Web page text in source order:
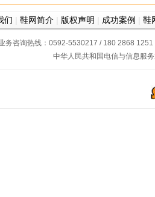
们 | 鞋网简介 | 版权声明 | 成功案例 | 鞋
务咨询热线：0592-5530217 / 180 2868 1251
中华人民共和国电信与信息服